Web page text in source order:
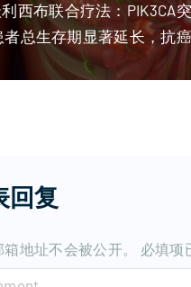
西布联合疗法：PIK3CA
者总生存期显著延长，抗
回复
地址不会被公开。 必填项